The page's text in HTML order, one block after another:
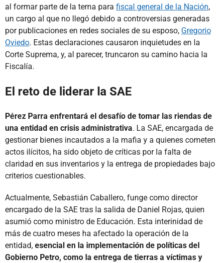
al formar parte de la terna para fiscal general de la Nación,
un cargo al que no llegó debido a controversias generadas
por publicaciones en redes sociales de su esposo, Gregorio
Oviedo. Estas declaraciones causaron inquietudes en la
Corte Suprema, y, al parecer, truncaron su camino hacia la
Fiscalía.
El reto de liderar la SAE
Pérez Parra enfrentará el desafío de tomar las riendas de
una entidad en crisis administrativa. La SAE, encargada de
gestionar bienes incautados a la mafia y a quienes cometen
actos ilícitos, ha sido objeto de críticas por la falta de
claridad en sus inventarios y la entrega de propiedades bajo
criterios cuestionables.
Actualmente, Sebastián Caballero, funge como director
encargado de la SAE tras la salida de Daniel Rojas, quien
asumió como ministro de Educación. Esta interinidad de
más de cuatro meses ha afectado la operación de la
entidad, esencial en la implementación de políticas del
Gobierno Petro, como la entrega de tierras a víctimas y